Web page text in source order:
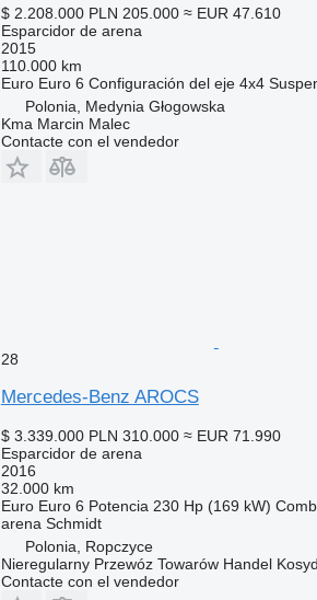
$ 2.208.000 PLN 205.000 ≈ EUR 47.610
Esparcidor de arena
2015
110.000 km
Euro Euro 6 Configuración del eje 4x4
Polonia, Medynia Głogowska
Kma Marcin Malec
Contacte con el vendedor
28
Mercedes-Benz AROCS
$ 3.339.000 PLN 310.000 ≈ EUR 71.990
Esparcidor de arena
2016
32.000 km
Euro Euro 6 Potencia 230 Hp (169 kW)
arena Schmidt
Polonia, Ropczyce
Nieregularny Przewóz Towarów Handel
Contacte con el vendedor